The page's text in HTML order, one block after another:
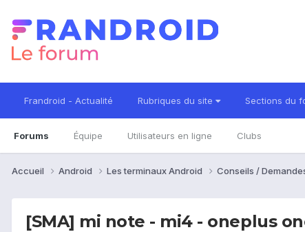
Frandroid - Actualité Rubriques du site Sections du
Forums Équipe Utilisateurs en ligne Clubs
Accueil Android Les terminaux Android Conseils /
[SMA] mi note - mi4 - oneplus